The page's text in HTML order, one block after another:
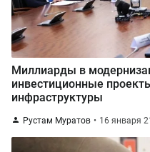
Миллиарды в
инвестиционные
инфраструктуры
Рустам Муратов 16 января